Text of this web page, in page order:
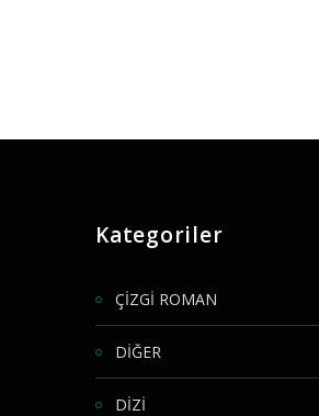
Kategoriler
ÇİZGİ ROMAN
DİĞER
DİZİ